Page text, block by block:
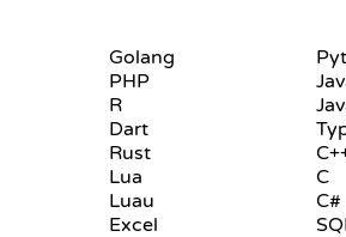
Golang
PHP
R
Dart
Rust
Lua
Luau
Excel
C
C#